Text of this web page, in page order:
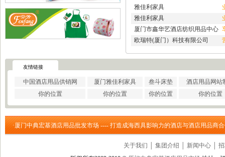
·河南省华升矿机有限公司
·高锋新颖建材（苏州）有限..
广州劲封行工程机械有限公..
巩义市瑞祥供水材料有限公..
洛阳大泉水处理设备有限公..
上海信衡电子地磅模块台秤..
·郑州大沽贸易有限公司
·东莞市立达信皮革有限公司
·深圳市元世通电子有限公司
·深圳市讯能电子有限公司
雅佳利家具
雅佳利家具
厦门市鑫华艺酒店纺织用品中心
欧瑞特(厦门）科技有限公司
友情链接
中国酒店用品供销网 厦门雅佳利家具 叁斗床垫
酒店用品网站
你的位置
你的位置 你的位置 你的位置
·厦门中典宏基酒店用品批发市场 ---- 打造成海西具影响力的酒店与酒店用品商
关于我们 集团介绍 新闻中心│